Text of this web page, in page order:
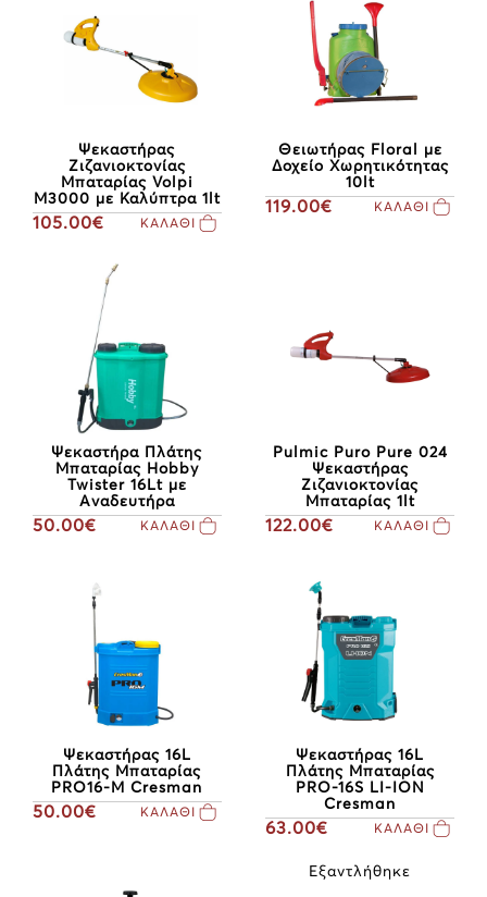
Ψεκαστήρας
Ζιζανιοκτονίας
Μπαταρίας Volpi
M3000 με Καλύπτρα 1lt
105.00€ ΚΑΛΑΘΙ
Θειωτήρας Floral με
Δοχείο Χωρητικότητας
10lt
119.00€ ΚΑΛΑΘΙ
Ψεκαστήρα Πλάτης
Μπαταρίας Hobby
Twister 16Lt με
Αναδευτήρα
50.00€ ΚΑΛΑΘΙ
Pulmic Puro Pure 024
Ψεκαστήρας
Ζιζανιοκτονίας
Μπαταρίας 1lt
122.00€ ΚΑΛΑΘΙ
Ψεκαστήρας 16L
Πλάτης Μπαταρίας
PRO16-Μ Cresman
50.00€ ΚΑΛΑΘΙ
Ψεκαστήρας 16L
Πλάτης Μπαταρίας
PRO-16S LI-ION
Cresman
63.00€ ΚΑΛΑΘΙ
Εξαντλήθηκε